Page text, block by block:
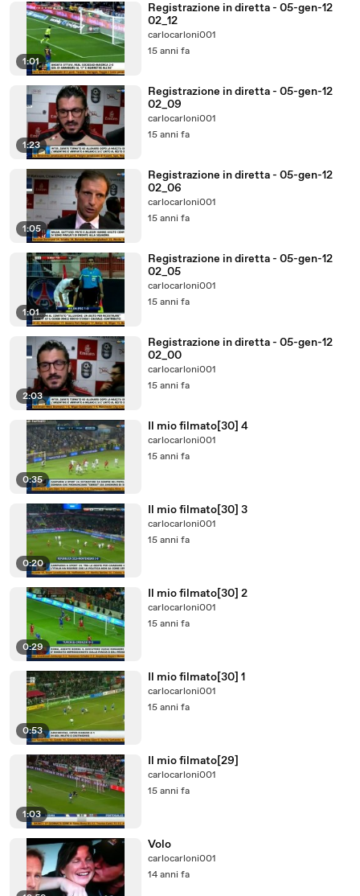
1:01
Registrazione in diretta - 05-gen-12
02_12
carlocarloni001
15 anni fa
1:23
Registrazione in diretta - 05-gen-12
02_09
carlocarloni001
15 anni fa
1:05
Registrazione in diretta - 05-gen-12
02_06
carlocarloni001
15 anni fa
1:01
Registrazione in diretta - 05-gen-12
02_05
carlocarloni001
15 anni fa
2:03
Registrazione in diretta - 05-gen-12
02_00
carlocarloni001
15 anni fa
0:35
Il mio filmato[30] 4
carlocarloni001
15 anni fa
0:20
Il mio filmato[30] 3
carlocarloni001
15 anni fa
0:29
Il mio filmato[30] 2
carlocarloni001
15 anni fa
0:53
Il mio filmato[30] 1
carlocarloni001
15 anni fa
1:03
Il mio filmato[29]
carlocarloni001
15 anni fa
Volo
carlocarloni001
14 anni fa